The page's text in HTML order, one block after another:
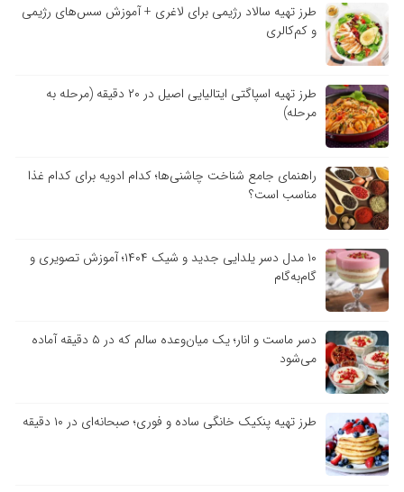
طرز تهیه سالاد رژیمی برای لاغری + آموزش سس‌های رژیمی
و کم‌کالری
طرز تهیه اسپاگتی ایتالیایی اصیل در ۲۰ دقیقه (مرحله به
مرحله)
راهنمای جامع شناخت چاشنی‌ها؛ کدام ادویه برای کدام غذا
مناسب است؟
۱۰ مدل دسر یلدایی جدید و شیک ۱۴۰۴؛ آموزش تصویری و
گام‌به‌گام
دسر ماست و انار؛ یک میان‌وعده سالم که در ۵ دقیقه آماده
می‌شود
طرز تهیه پنکیک خانگی ساده و فوری؛ صبحانه‌ای در ۱۰ دقیقه